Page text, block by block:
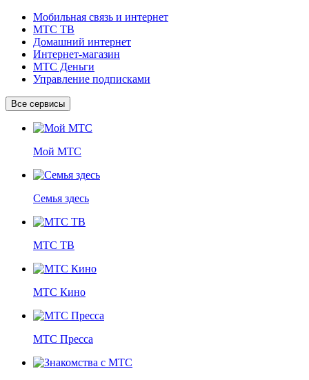
Мобильная связь и интернет
МТС ТВ
Домашний интернет
Интернет-магазин
МТС Деньги
Управление подписками
Все сервисы
Мой МТС
Семья здесь
МТС ТВ
МТС Кино
МТС Пресса